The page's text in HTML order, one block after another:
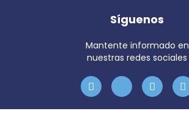
Síguenos
Mantente informado en
nuestras redes sociales